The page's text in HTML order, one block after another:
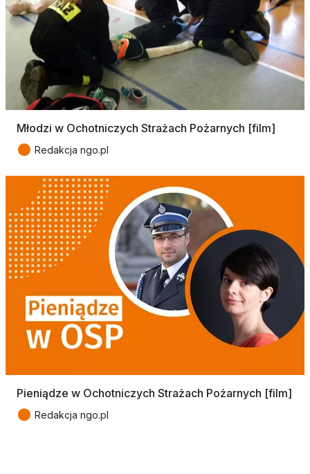
Młodzi w Ochotniczych Strażach Pożarnych [film]
● Redakcja ngo.pl
Pieniądze w Ochotniczych Strażach Pożarnych [film]
● Redakcja ngo.pl